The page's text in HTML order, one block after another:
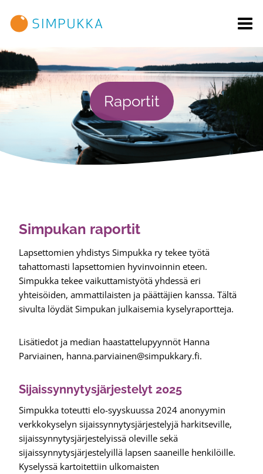
sisältöön
Raportit
Simpukan raportit
Lapsettomien yhdistys Simpukka ry tekee työtä
tahattomasti lapsettomien hyvinvoinnin eteen.
Simpukka tekee vaikuttamistyötä yhdessä eri
yhteisöiden, ammattilaisten ja päättäjien kanssa. Tältä
sivulta löydät Simpukan julkaisemia kyselyraportteja.
Lisätiedot ja median haastattelupyynnöt Hanna
Parviainen, hanna.parviainen@simpukkary.fi.
Sijaissynnytysjärjestelyt 2025
Simpukka toteutti elo-syyskuussa 2024 anonyymin
verkkokyselyn sijaissynnytysjärjestelyjä harkitseville,
sijaissynnytysjärjestelyissä oleville sekä
sijaissynnytysjärjestelyillä lapsen saaneille henkilöille.
Kyselyssä kartoitettiin ulkomaisten